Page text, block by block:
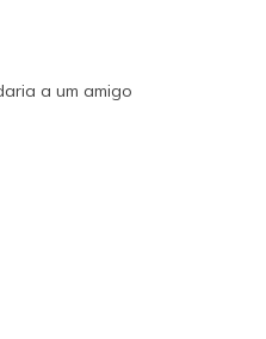
size
a um amigo